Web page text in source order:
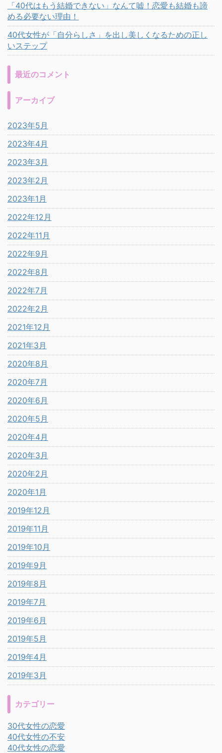
「40代はもう結婚できない」なんて嘘！恋愛も結婚も諦
める必要ない理由！
40代女性が「自分らしさ」を出し美しくなるための正し
いステップ
最近のコメント
アーカイブ
2023年5月
2023年4月
2023年3月
2023年2月
2023年1月
2022年12月
2022年11月
2022年9月
2022年8月
2022年7月
2022年2月
2021年12月
2021年3月
2020年8月
2020年7月
2020年6月
2020年5月
2020年4月
2020年3月
2020年2月
2020年1月
2019年12月
2019年11月
2019年10月
2019年9月
2019年8月
2019年7月
2019年6月
2019年5月
2019年4月
2019年3月
カテゴリー
30代女性の恋愛
40代女性の不安
40代女性の恋愛